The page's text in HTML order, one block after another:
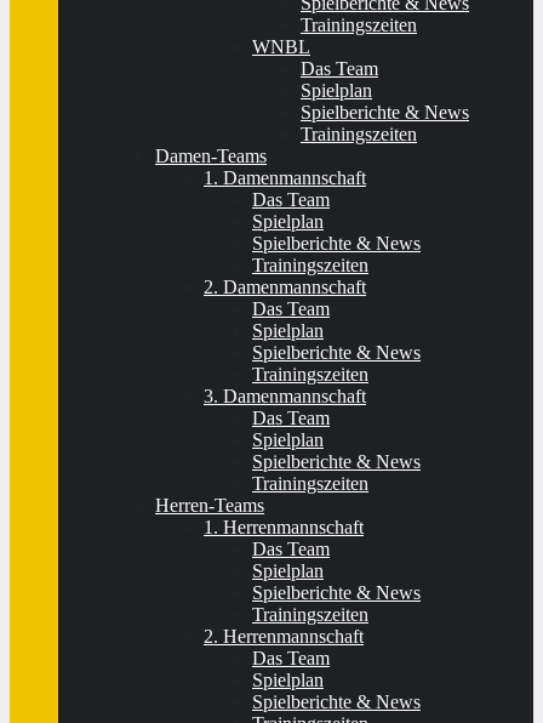
Trainingszeiten
WNBL
Das Team
Spielplan
Spielberichte & News
Trainingszeiten
Damen-Teams
1. Damenmannschaft
Das Team
Spielplan
Spielberichte & News
Trainingszeiten
2. Damenmannschaft
Das Team
Spielplan
Spielberichte & News
Trainingszeiten
3. Damenmannschaft
Das Team
Spielplan
Spielberichte & News
Trainingszeiten
Herren-Teams
1. Herrenmannschaft
Das Team
Spielplan
Spielberichte & News
Trainingszeiten
2. Herrenmannschaft
Das Team
Spielplan
Spielberichte & News